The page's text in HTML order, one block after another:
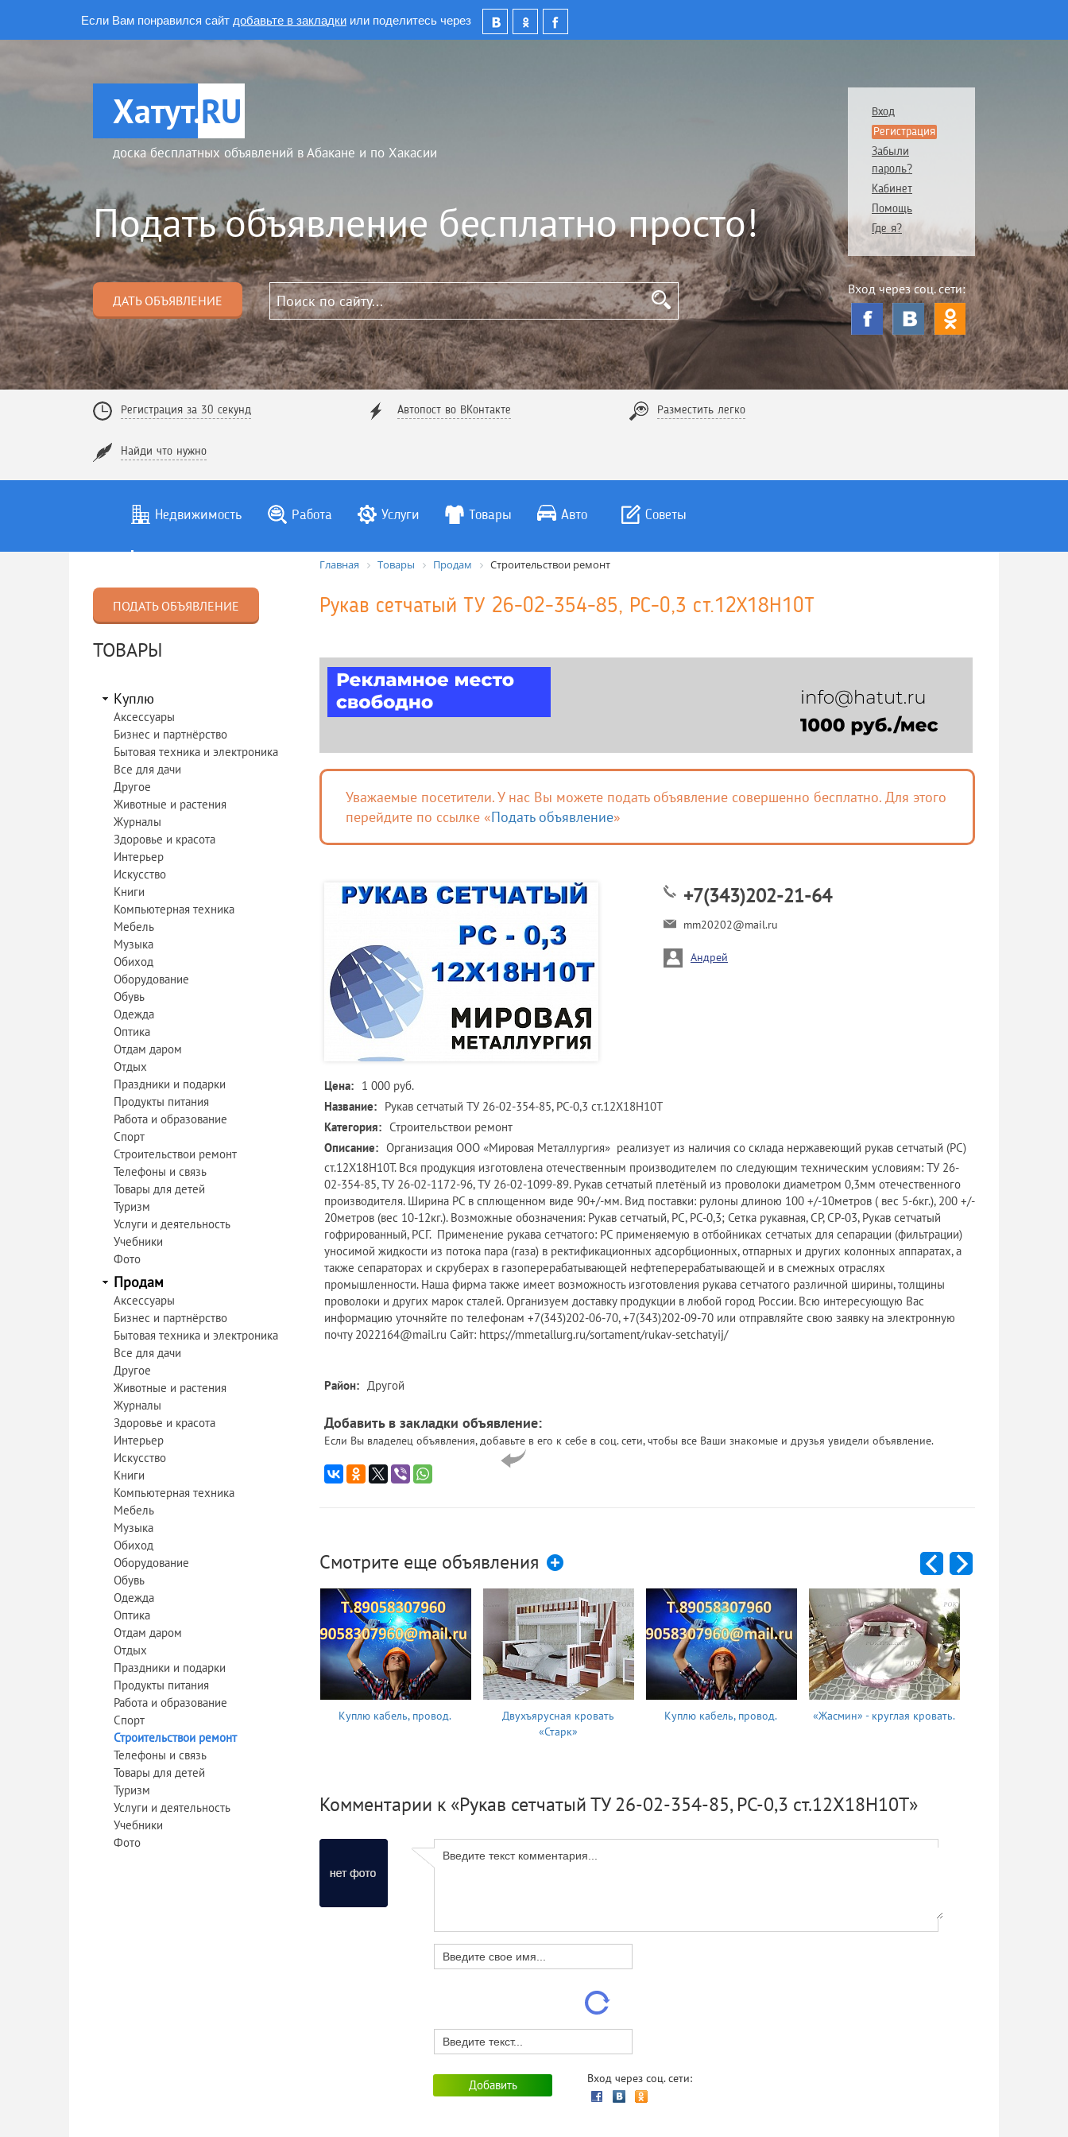
Если Вам понравился сайт добавьте в закладки или поделитесь через
Хатут.RU
доска бесплатных объявлений в Абакане и по Хакасии
Подать объявление бесплатно просто!
ДАТЬ ОБЪЯВЛЕНИЕ
Вход
Регистрация
Забыли
пароль?
Кабинет
Помощь
Где я?
Вход через соц. сети:
Регистрация за 30 секунд Автопост во ВКонтакте Разместить легко
Найди что нужно
Недвижимость Работа Услуги Товары Авто Советы
ПОДАТЬ ОБЪЯВЛЕНИЕ
ТОВАРЫ
Куплю
Аксессуары
Бизнес и партнёрство
Бытовая техника и электроника
Все для дачи
Другое
Животные и растения
Журналы
Здоровье и красота
Интерьер
Искусство
Книги
Компьютерная техника
Мебель
Музыка
Обиход
Оборудование
Обувь
Одежда
Оптика
Отдам даром
Отдых
Праздники и подарки
Продукты питания
Работа и образование
Спорт
Строительствои ремонт
Телефоны и связь
Товары для детей
Туризм
Услуги и деятельность
Учебники
Фото
Продам
Аксессуары
Бизнес и партнёрство
Бытовая техника и электроника
Все для дачи
Другое
Животные и растения
Журналы
Здоровье и красота
Интерьер
Искусство
Книги
Компьютерная техника
Мебель
Музыка
Обиход
Оборудование
Обувь
Одежда
Оптика
Отдам даром
Отдых
Праздники и подарки
Продукты питания
Работа и образование
Спорт
Строительствои ремонт
Телефоны и связь
Товары для детей
Туризм
Услуги и деятельность
Учебники
Фото
Главная Товары Продам Строительствои ремонт
Рукав сетчатый ТУ 26-02-354-85, РС-0,3 ст.12Х18Н10Т
Уважаемые посетители. У нас Вы можете подать объявление совершенно бесплатно. Для этого
перейдите по ссылке «Подать объявление»
+7(343)202-21-64
mm20202@mail.ru
Андрей
Цена: 1 000 руб.
Название: Рукав сетчатый ТУ 26-02-354-85, РС-0,3 ст.12Х18Н10Т
Категория: Строительствои ремонт
Описание: Организация ООО «Мировая Металлургия» реализует из наличия со склада нержавеющий рукав сетчатый (РС)
ст.12Х18Н10Т. Вся продукция изготовлена отечественным производителем по следующим техническим условиям: ТУ 26-
02-354-85, ТУ 26-02-1172-96, ТУ 26-02-1099-89. Рукав сетчатый плетёный из проволоки диаметром 0,3мм отечественного
производителя. Ширина РС в сплющенном виде 90+/-мм. Вид поставки: рулоны длиною 100 +/-10метров ( вес 5-6кг.), 200 +/-
20метров (вес 10-12кг.). Возможные обозначения: Рукав сетчатый, РС, РС-0,3; Сетка рукавная, СР, СР-03, Рукав сетчатый
гофрированный, РСГ. Применение рукава сетчатого: РС применяемую в отбойниках сетчатых для сепарации (фильтрации)
уносимой жидкости из потока пара (газа) в ректификационных адсорбционных, отпарных и других колонных аппаратах, а
также сепараторах и скруберах в газоперерабатывающей нефтеперерабатывающей и в смежных отраслях
промышленности. Наша фирма также имеет возможность изготовления рукава сетчатого различной ширины, толщины
проволоки и других марок сталей. Организуем доставку продукции в любой город России. Всю интересующую Вас
информацию уточняйте по телефонам +7(343)202-06-70, +7(343)202-09-70 или отправляйте свою заявку на электронную
почту 2022164@mail.ru Сайт: https://mmetallurg.ru/sortament/rukav-setchatyij/
Район: Другой
Добавить в закладки объявление:
Если Вы владелец объявления, добавьте в его к себе в соц. сети, чтобы все Ваши знакомые и друзья увидели объявление.
Смотрите еще объявления
Куплю кабель, провод.
Двухъярусная кровать
«Старк»
Куплю кабель, провод. «Жасмин» - круглая кровать.
Комментарии к «Рукав сетчатый ТУ 26-02-354-85, РС-0,3 ст.12Х18Н10Т»
Вход через соц. сети: